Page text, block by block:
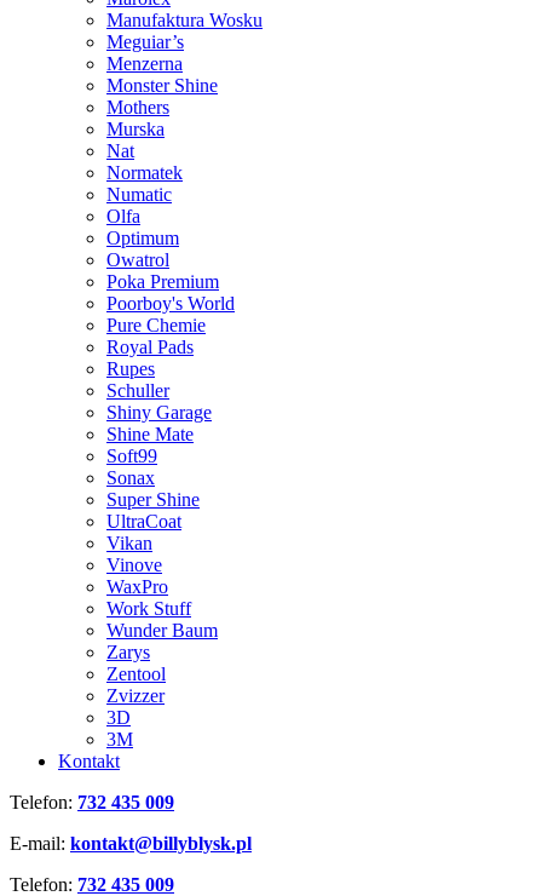
Manufaktura Wosku
Meguiar’s
Menzerna
Monster Shine
Mothers
Murska
Nat
Normatek
Numatic
Olfa
Optimum
Owatrol
Poka Premium
Poorboy's World
Pure Chemie
Royal Pads
Rupes
Schuller
Shiny Garage
Shine Mate
Soft99
Sonax
Super Shine
UltraCoat
Vikan
Vinove
WaxPro
Work Stuff
Wunder Baum
Zarys
Zentool
Zvizzer
3D
3M
Kontakt
Telefon: 732 435 009
E-mail: kontakt@billyblysk.pl
Telefon: 732 435 009